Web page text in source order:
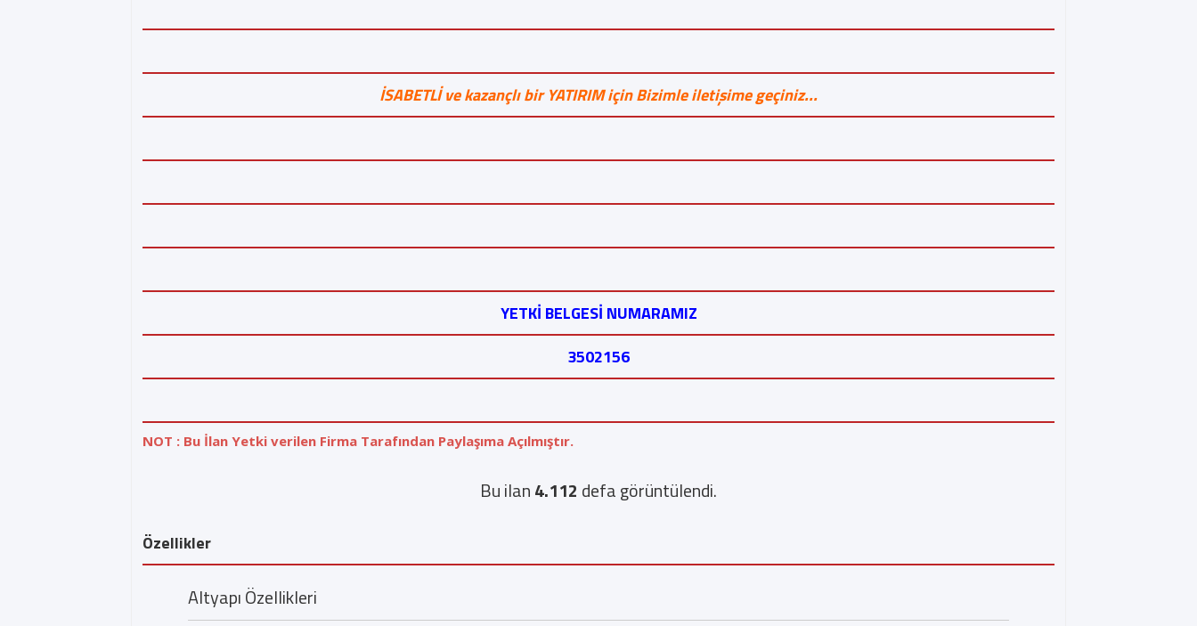
İSABETLİ ve kazançlı bir YATIRIM için Bizimle iletişime geçiniz...
YETKİ BELGESİ NUMARAMIZ
3502156
NOT : Bu İlan Yetki verilen Firma Tarafından Paylaşıma Açılmıştır.
Bu ilan4.112 defa görüntülendi.
Özellikler
Altyapı Özellikleri